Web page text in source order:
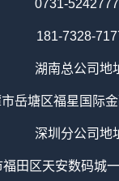
0731-
181-7328-
湖南总公司地
岳塘区福星国际
深圳分公司地
福田区天安数码城